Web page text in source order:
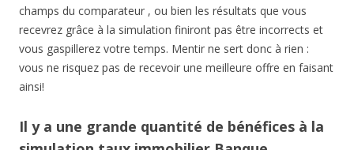
champs du comparateur , ou bien les résultats que vous
recevrez grâce à la simulation finiront pas être incorrects et
vous gaspillerez votre temps. Mentir ne sert donc à rien :
vous ne risquez pas de recevoir une meilleure offre en faisant
ainsi!
Il y a une grande quantité de bénéfices à la